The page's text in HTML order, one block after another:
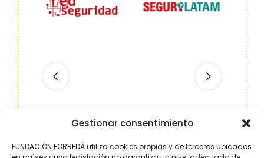
Gestionar consentimiento
FUNDACIÓN FORREDÁ utiliza cookies propias y de terceros ubicados